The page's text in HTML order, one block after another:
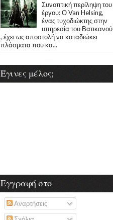
Συνοπτική περίληψη του
έργου: Ο Van Helsing,
ένας τυχοδιώκτης στην
υπηρεσία του Βατικανού
, έχει ως αποστολή να καταδιώκει
πλάσματα που κα...
Έγινες μέλος;
Εγγραφή στο
Αναρτήσεις